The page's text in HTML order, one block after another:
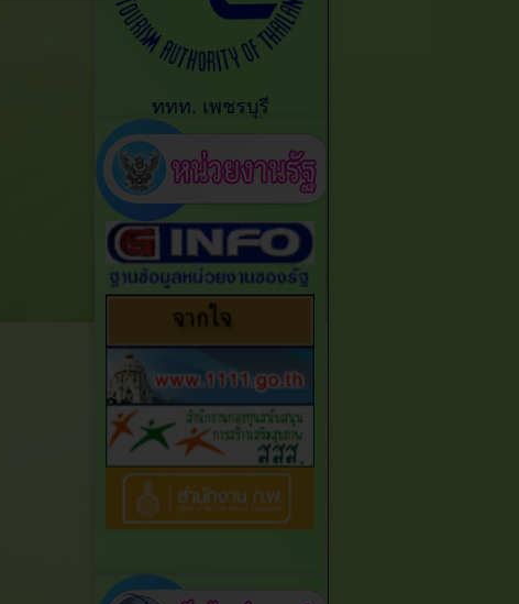
ททท. เพชรบุรี